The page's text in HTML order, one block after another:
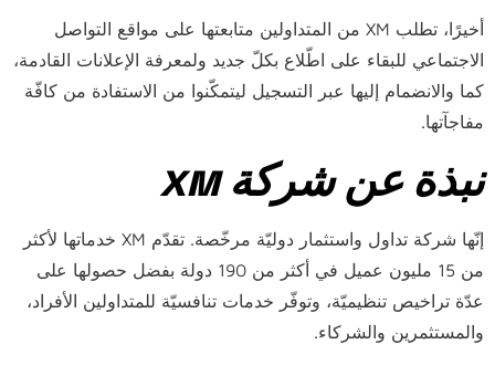
أخيرًا، تطلب XM من المتداولين متابعتها على مواقع التواصل
الاجتماعي للبقاء على اطّلاع بكلّ جديد ولمعرفة الإعلانات القادمة،
كما والانضمام إليها عبر التسجيل ليتمكّنوا من الاستفادة من كافّة
مفاجآتها.
نبذة عن شركة XM
إنّها شركة تداول واستثمار دوليّة مرخّصة. تقدّم XM خدماتها لأكثر
من 15 مليون عميل في أكثر من 190 دولة بفضل حصولها على
عدّة تراخيص تنظيميّة، وتوفّر خدمات تنافسيّة للمتداولين الأفراد،
والمستثمرين والشركاء.